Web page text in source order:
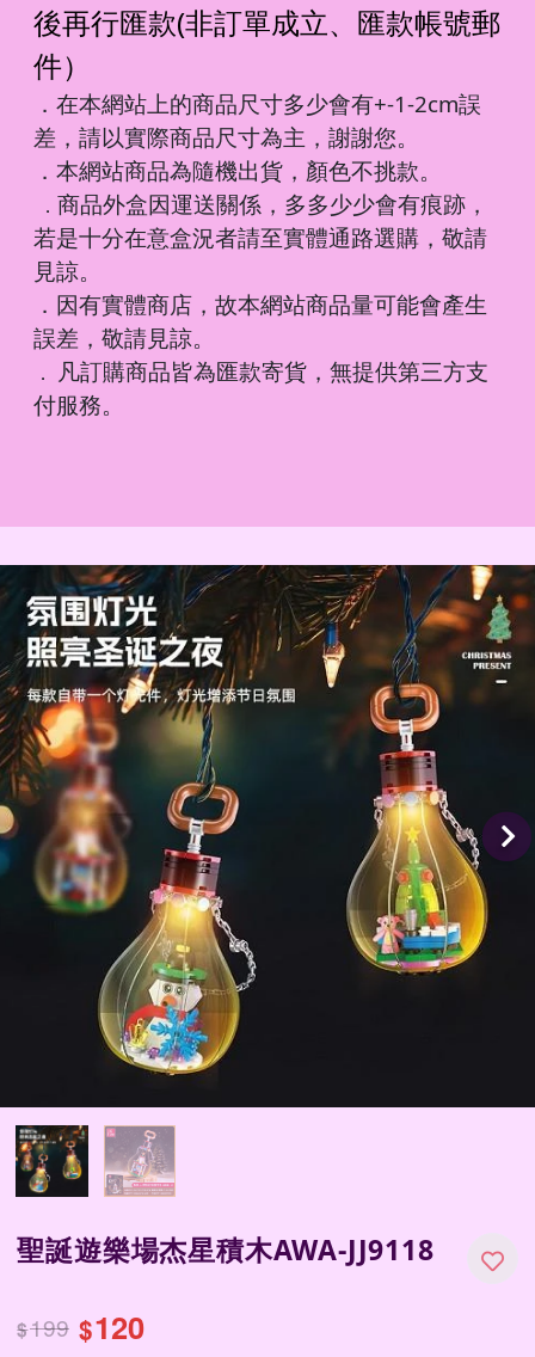
後再行匯款(非訂單成立、匯款帳號郵
件）
．在本網站上的商品尺寸多少會有+-1-2cm誤
差，請以實際商品尺寸為主，謝謝您。
．本網站商品為隨機出貨，顏色不挑款。
． 商品外盒因運送關係，多多少少會有痕跡，
若是十分在意盒況者請至實體通路選購，敬請
見諒。
．因有實體商店，故本網站商品量可能會產生
誤差，敬請見諒。
． 凡訂購商品皆為匯款寄貨，無提供第三方支
付服務。
聖誕遊樂場杰星積木AWA-JJ9118
$199 $120